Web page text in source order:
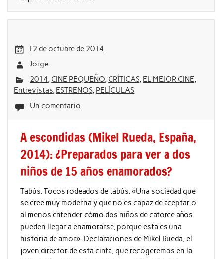
12 de octubre de 2014
Jorge
2014, CINE PEQUEÑO, CRÍTICAS, EL MEJOR CINE,
Entrevistas, ESTRENOS, PELÍCULAS
Un comentario
A escondidas (Mikel Rueda, España,
2014): ¿Preparados para ver a dos
niños de 15 años enamorados?
Tabús. Todos rodeados de tabús. «Una sociedad que
se cree muy moderna y que no es capaz de aceptar o
al menos entender cómo dos niños de catorce años
pueden llegar a enamorarse, porque esta es una
historia de amor». Declaraciones de Mikel Rueda, el
joven director de esta cinta, que recogeremos en la